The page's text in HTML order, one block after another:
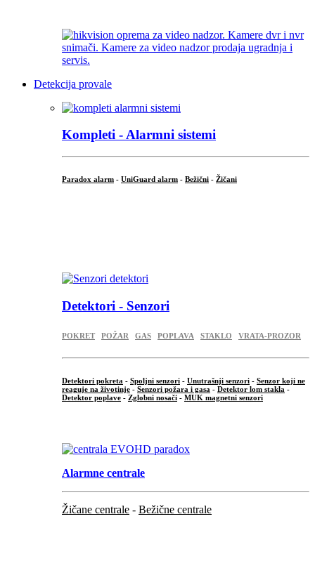
Detekcija provale
Kompleti - Alarmni sistemi
Paradox alarm - UniGuard alarm - Bežični - Žičani
Detektori - Senzori
POKRET POŽAR GAS POPLAVA STAKLO VRATA-PROZOR
Detektori pokreta - Spoljni senzori - Unutrašnji senzori - Senzor koji ne
reaguje na životinje - Senzori požara i gasa - Detektor lom stakla -
Detektor poplave - Zglobni nosači - MUK magnetni senzori
Alarmne centrale
Žičane centrale - Bežične centrale